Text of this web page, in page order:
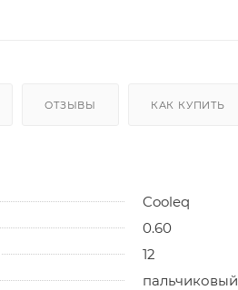
ОТЗЫВЫ КАК КУПИТЬ
Cooleq
0.60
12
пальчиковый